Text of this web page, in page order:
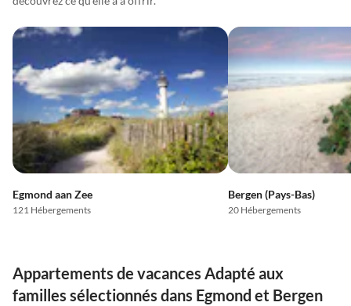
Egmond aan Zee
121 Hébergements
Bergen (Pays-Bas)
20 Hébergements
Appartements de vacances Adapté aux
familles sélectionnés dans Egmond et Bergen